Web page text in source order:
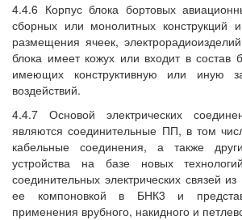
4.4.6 Корпус блока бортовых
сборных или монолитных конструкций
размещения ячеек,
блока имеет кожух или входит в состав
имеющих конструктивную или иную
воздействий.
4.4.7 Основой электрических
являются соединительные ПП, в том
кабельные соединения, а также
устройства на базе новых
соединительных электрических связей
ее компоновкой в БНК3 и
применения врубного, накидного и